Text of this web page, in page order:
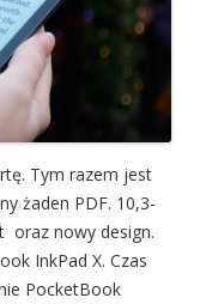
Tym razem jest
żaden PDF. 10,3-
oraz nowy design.
InkPad X. Czas
PocketBook